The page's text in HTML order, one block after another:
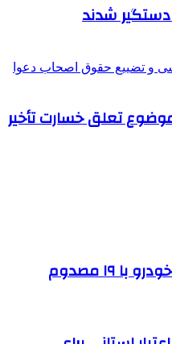
دستگیر شدند
تعلق خسارت تأخیر